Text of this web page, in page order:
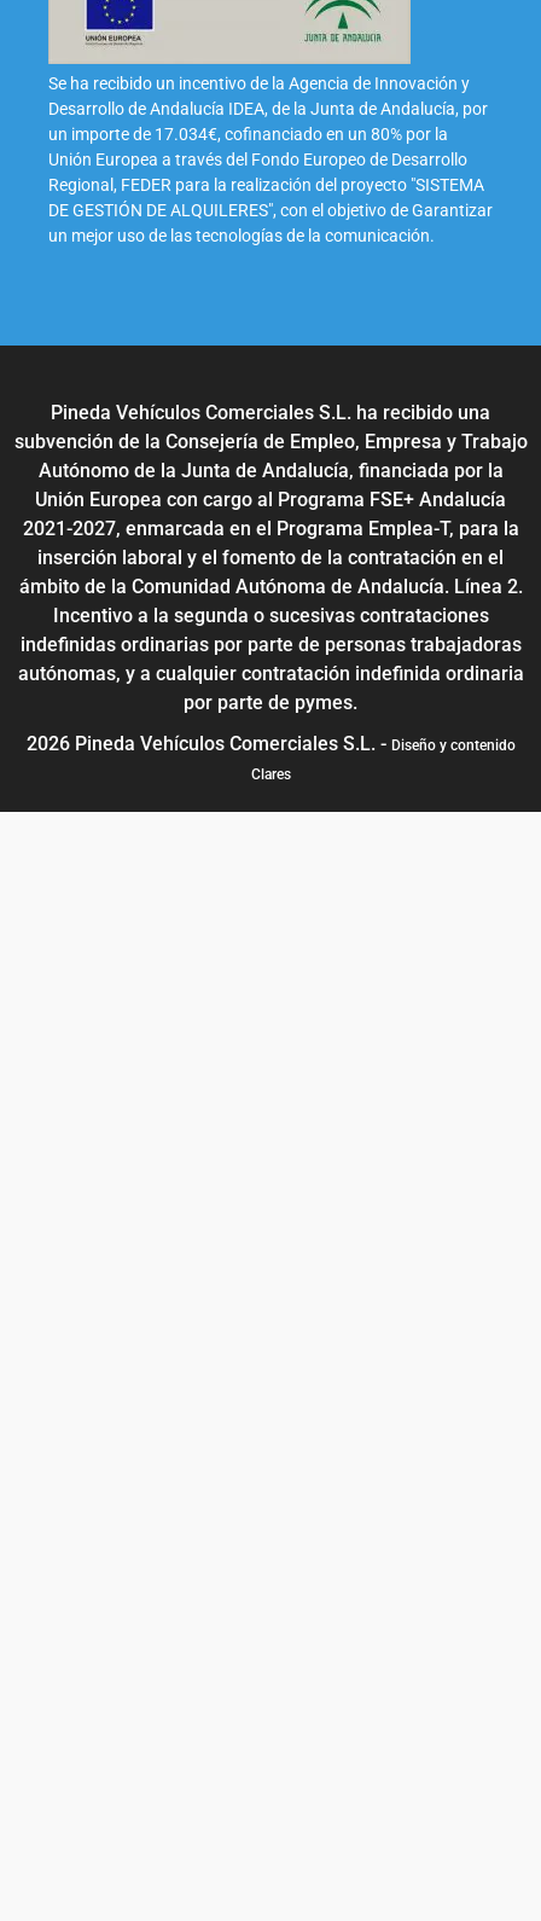
Se ha recibido un incentivo de la Agencia de Innovación y
Desarrollo de Andalucía IDEA, de la Junta de Andalucía, por
un importe de 17.034€, cofinanciado en un 80% por la
Unión Europea a través del Fondo Europeo de Desarrollo
Regional, FEDER para la realización del proyecto "SISTEMA
DE GESTIÓN DE ALQUILERES", con el objetivo de Garantizar
un mejor uso de las tecnologías de la comunicación.
Pineda Vehículos Comerciales S.L. ha recibido una
subvención de la Consejería de Empleo, Empresa y Trabajo
Autónomo de la Junta de Andalucía, financiada por la
Unión Europea con cargo al Programa FSE+ Andalucía
2021-2027, enmarcada en el Programa Emplea-T, para la
inserción laboral y el fomento de la contratación en el
ámbito de la Comunidad Autónoma de Andalucía. Línea 2.
Incentivo a la segunda o sucesivas contrataciones
indefinidas ordinarias por parte de personas trabajadoras
autónomas, y a cualquier contratación indefinida ordinaria
por parte de pymes.
2026 Pineda Vehículos Comerciales S.L. - Diseño y contenido
Clares